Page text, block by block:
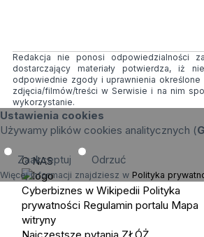
Redakcja nie ponosi odpowiedzialności
dostarczający materiały potwierdza, iż
odpowiednie zgody i uprawnienia
zdjęcia/filmów/treści w Serwisie i na nim
wykorzystanie.
Ustawienia cookies
Używamy plików cookies analitycznych (
Zaakceptuj Odrzuć
Więcej informacji znajdziesz w Polityka
O NAS
Cyberbiznes w Wikipedii Polityka
prywatności Regulamin portalu Mapa
witryny